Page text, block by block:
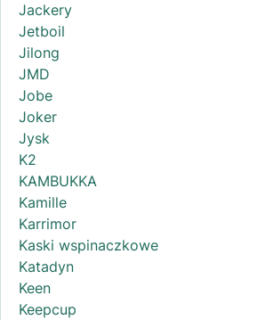
Jackery
Jetboil
Jilong
JMD
Jobe
Joker
Jysk
K2
KAMBUKKA
Kamille
Karrimor
Kaski wspinaczkowe
Katadyn
Keen
Keepcup